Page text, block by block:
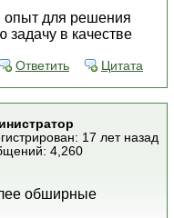
опыт для решения
в качестве
Ответить Цитата
17 лет назад
4,260
обширные